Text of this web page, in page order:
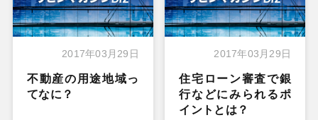
2017年03月29日
不動産の用途地域っ
てなに？
2017年03月29日
住宅ローン審査で銀
行などにみられるポ
イントとは？